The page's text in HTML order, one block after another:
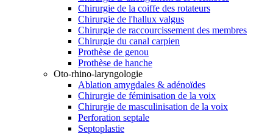
Chirurgie de la coiffe des rotateurs
Chirurgie de l'hallux valgus
Chirurgie de raccourcissement des membres
Chirurgie du canal carpien
Prothèse de genou
Prothèse de hanche
Oto-rhino-laryngologie
Ablation amygdales & adénoïdes
Chirurgie de féminisation de la voix
Chirurgie de masculinisation de la voix
Perforation septale
Septoplastie